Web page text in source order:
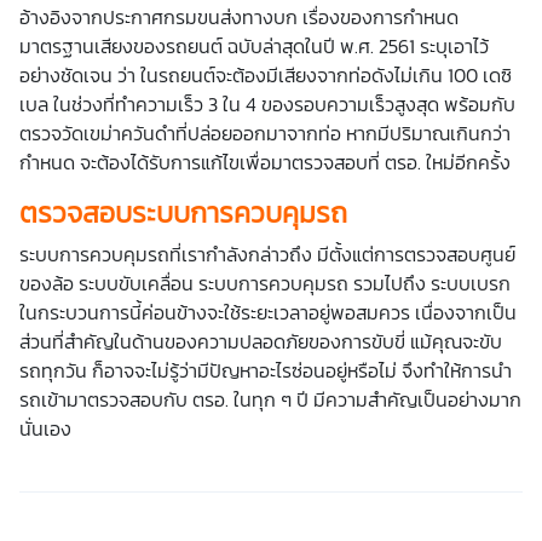
อ้างอิงจากประกาศกรมขนส่งทางบก เรื่องของการกำหนด
มาตรฐานเสียงของรถยนต์ ฉบับล่าสุดในปี พ.ศ. 2561 ระบุเอาไว้
อย่างชัดเจน ว่า ในรถยนต์จะต้องมีเสียงจากท่อดังไม่เกิน 100 เดซิ
เบล ในช่วงที่ทำความเร็ว 3 ใน 4 ของรอบความเร็วสูงสุด พร้อมกับ
ตรวจวัดเขม่าควันดำที่ปล่อยออกมาจากท่อ หากมีปริมาณเกินกว่า
กำหนด จะต้องได้รับการแก้ไขเพื่อมาตรวจสอบที่ ตรอ. ใหม่อีกครั้ง
ตรวจสอบระบบการควบคุมรถ
ระบบการควบคุมรถที่เรากำลังกล่าวถึง มีตั้งแต่การตรวจสอบศูนย์
ของล้อ ระบบขับเคลื่อน ระบบการควบคุมรถ รวมไปถึง ระบบเบรก
ในกระบวนการนี้ค่อนข้างจะใช้ระยะเวลาอยู่พอสมควร เนื่องจากเป็น
ส่วนที่สำคัญในด้านของความปลอดภัยของการขับขี่ แม้คุณจะขับ
รถทุกวัน ก็อาจจะไม่รู้ว่ามีปัญหาอะไรซ่อนอยู่หรือไม่ จึงทำให้การนำ
รถเข้ามาตรวจสอบกับ ตรอ. ในทุก ๆ ปี มีความสำคัญเป็นอย่างมาก
นั่นเอง